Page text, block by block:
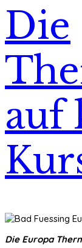
Die
auf
Die Europa